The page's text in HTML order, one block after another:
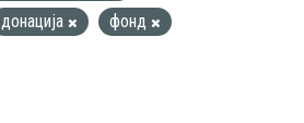
донација
фонд